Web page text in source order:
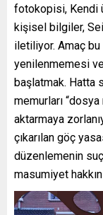
fotokopisi, Kendi
kişisel bilgiler,
iletiliyor. Amaç bu
yenilenmemesi
başlatmak. Hatta
memurları
aktarmaya
çıkarılan göç
düzenlemenin
masumiyet